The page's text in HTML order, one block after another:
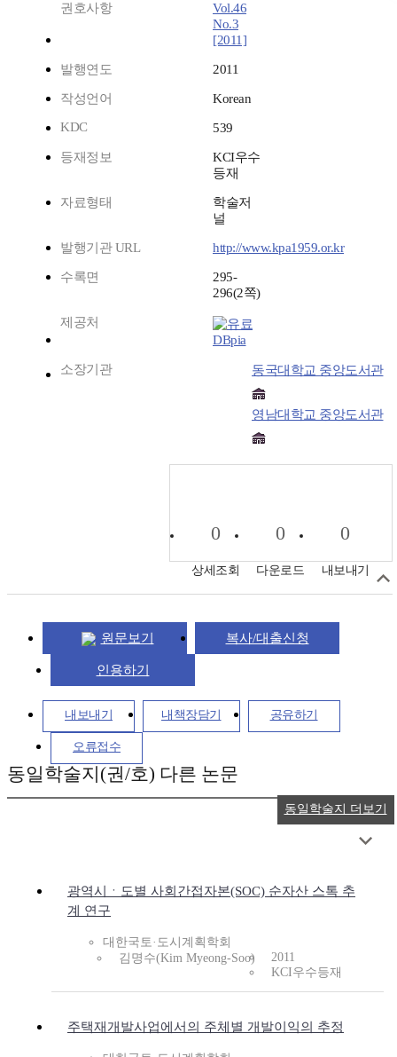
권호사항
Vol.46
No.3
[2011]
발행연도 2011
작성언어
Korean
KDC
539
등재정보
KCI우수
등재
자료형태
학술저
널
발행기관 URL http://www.kpa1959.or.kr
수록면
295-
296(2쪽)
제공처
DBpia
소장기관 동국대학교 중앙도서관
영남대학교 중앙도서관
0
상세조회
0
다운로드
0
내보내기
원문보기 복사/대출신청
인용하기
내보내기 내책장담기 공유하기
오류접수
동일학술지(권/호) 다른 논문
광역시ㆍ도별 사회간접자본(SOC) 순자산 스톡 추
계 연구
대한국토·도시계획학회
김명수(Kim Myeong-Soo)
2011
KCI우수등재
주택재개발사업에서의 주체별 개발이익의 추정
동일학술지 더보기